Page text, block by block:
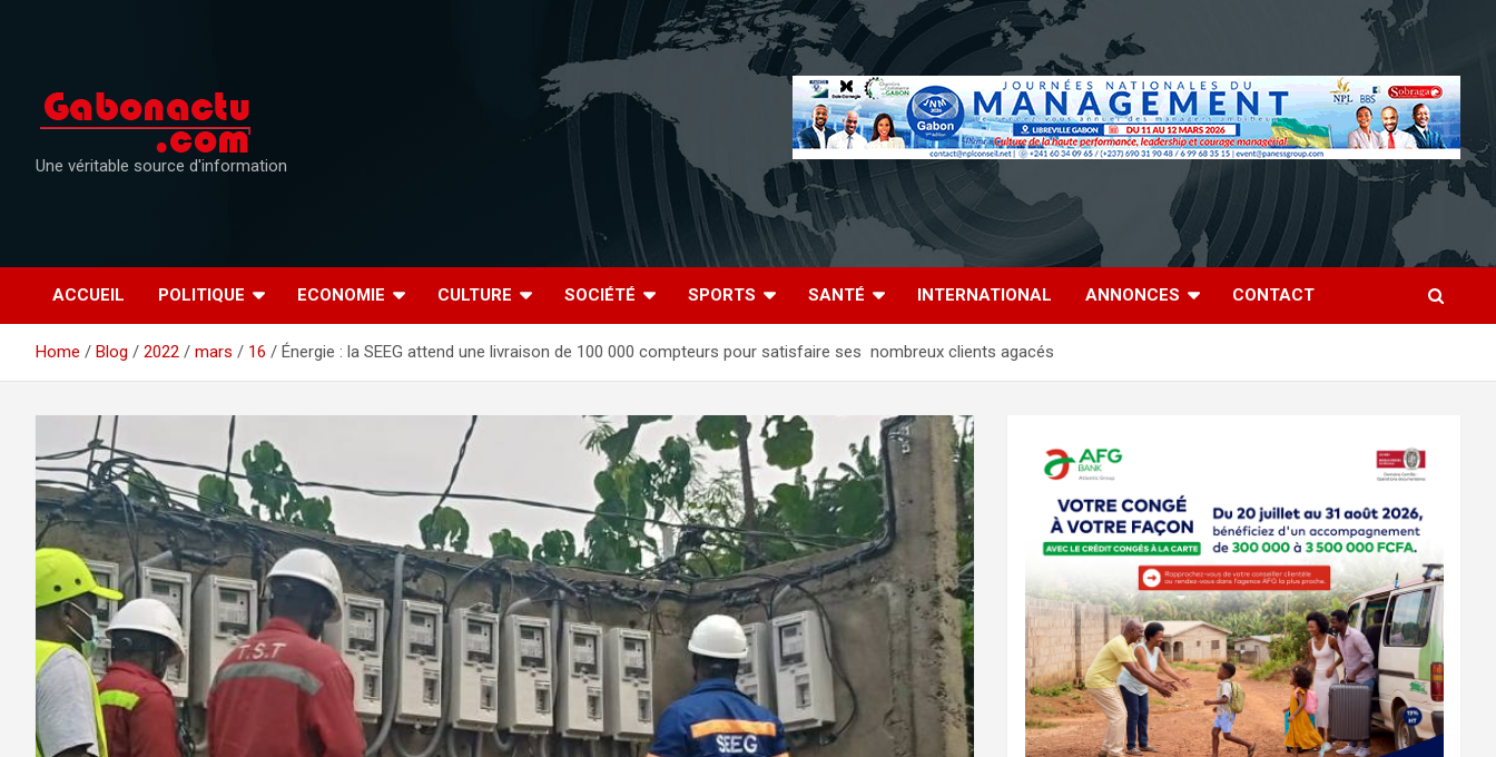
Une véritable source d'information
ACCUEIL POLITIQUE ECONOMIE CULTURE SOCIÉTÉ SPORTS SANTÉ INTERNATIONAL ANNONCES CONTACT
Home Blog 2022 mars 16 Énergie : la SEEG attend une livraison de 100 000 compteurs pour satisfaire ses nombreux clients agacés